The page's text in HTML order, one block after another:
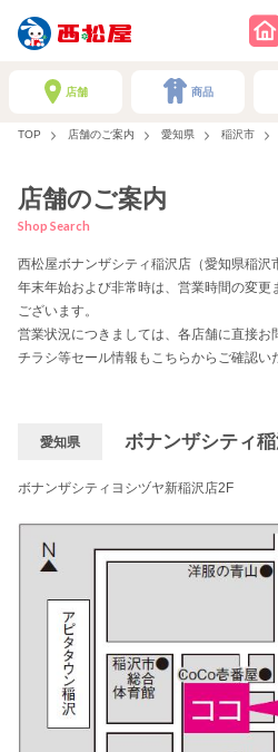
店舗 商品
TOP 店舗のご案内 愛知県 稲沢市
店舗のご案内
Shop Search
西松屋ボナンザシティ稲沢店（愛知県稲沢
年末年始および非常時は、営業時間の変
ございます。
営業状況につきましては、各店舗に直接お
チラシ等セール情報もこちらからご確認い
愛知県 ボナンザシティ
ボナンザシティヨシヅヤ新稲沢店2F